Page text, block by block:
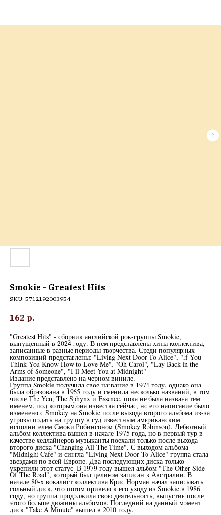
Smokie - Greatest Hits
SKU: 5712192003954
162 р.
"Greatest Hits" - сборник английской рок-группы Smokie,
выпущенный в 2024 году. В нем представлены хиты коллектива,
записанные в разные периоды творчества. Среди популярных
композиций представлены: "Living Next Door To Alice", "If You
Think You Know How to Love Me", "Oh Carol", "Lay Back in the
Arms of Someone", "I’ll Meet You at Midnight".
Издание представлено на черном виниле.
Группа Smokie получила свое название в 1974 году, однако она
была образована в 1965 году и сменила несколько названий, в том
числе The Yen, The Sphynx и Essence, пока не была названа тем
именем, под которым она известна сейчас, но его написание было
изменено с Smokey на Smokie после выхода второго альбома из-за
угрозы подать на группу в суд известным американским
исполнителем Смоки Робинсоном (Smokey Robinson). Дебютный
альбом коллектива вышел в начале 1975 года, но в первый тур в
качестве хедлайнеров музыканты поехали только после выхода
второго диска "Changing All The Time". С выходом альбома
"Midnight Cafe" и сингла "Living Next Door To Alice" группа стала
звездами по всей Европе. Два последующих диска только
укрепили этот статус. В 1979 году вышел альбом "The Other Side
Of The Road", который был целиком записан в Австралии. В
начале 80-х вокалист коллектива Крис Норман начал записывать
сольный диск, что потом привело к его уходу из Smokie в 1986
году, но группа продолжила свою деятельность, выпустив после
этого больше дюжины альбомов. Последний на данный момент
диск "Take A Minute" вышел в 2010 году.